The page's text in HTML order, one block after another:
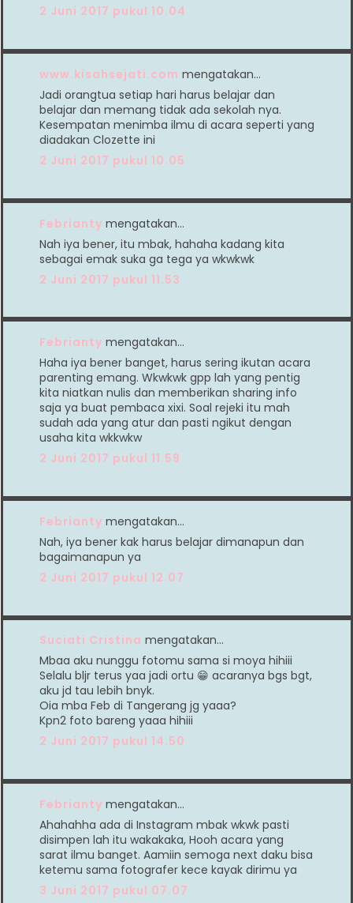
2 Juni 2017 pukul 10.04
www.kisahsejati.com mengatakan…
Jadi orangtua setiap hari harus belajar dan
belajar dan memang tidak ada sekolah nya.
Kesempatan menimba ilmu di acara seperti yang
diadakan Clozette ini
2 Juni 2017 pukul 10.05
Febrianty mengatakan…
Nah iya bener, itu mbak, hahaha kadang kita
sebagai emak suka ga tega ya wkwkwk
2 Juni 2017 pukul 11.53
Febrianty mengatakan…
Haha iya bener banget, harus sering ikutan acara
parenting emang. Wkwkwk gpp lah yang pentig
kita niatkan nulis dan memberikan sharing info
saja ya buat pembaca xixi. Soal rejeki itu mah
sudah ada yang atur dan pasti ngikut dengan
usaha kita wkkwkw
2 Juni 2017 pukul 11.59
Febrianty mengatakan…
Nah, iya bener kak harus belajar dimanapun dan
bagaimanapun ya
2 Juni 2017 pukul 12.07
Suciati Cristina mengatakan…
Mbaa aku nunggu fotomu sama si moya hihiii
Selalu bljr terus yaa jadi ortu 😁 acaranya bgs bgt,
aku jd tau lebih bnyk.
Oia mba Feb di Tangerang jg yaaa?
Kpn2​ foto bareng yaaa hihiii
2 Juni 2017 pukul 14.50
Febrianty mengatakan…
Ahahahha ada di Instagram mbak wkwk pasti
disimpen lah itu wakakaka, Hooh acara yang
sarat ilmu banget. Aamiin semoga next daku bisa
ketemu sama fotografer kece kayak dirimu ya
3 Juni 2017 pukul 07.07